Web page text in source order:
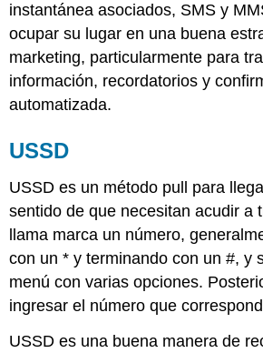
instantánea asociados, SMS y
ocupar su lugar en una buena
marketing, particularmente para
información, recordatorios y
automatizada.
USSD
USSD es un método pull para
sentido de que necesitan acudir a
llama marca un número,
con un * y terminando con un #, y
menú con varias opciones.
ingresar el número que
USSD es una buena manera de